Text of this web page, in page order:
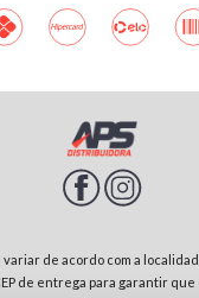
variar de acordo com a
de entrega para garantir